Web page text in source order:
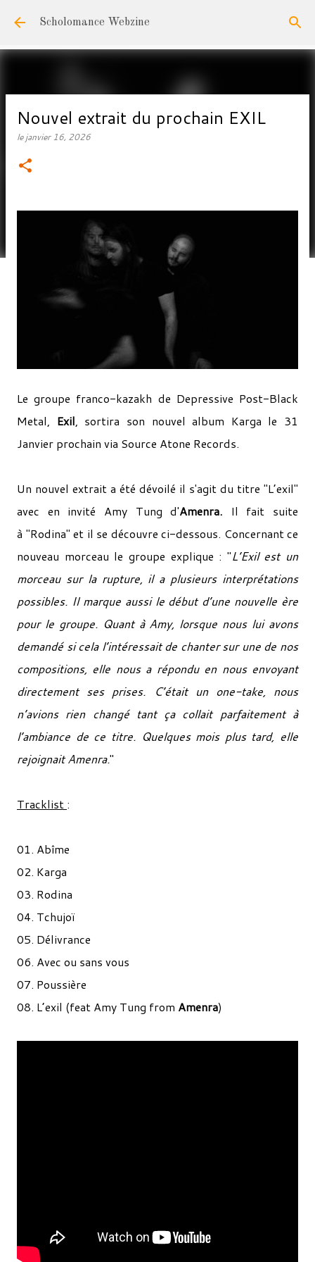
Accéder au contenu principal
Scholomance Webzine
Nouvel extrait du prochain EXIL
lejanvier 16, 2026
Le groupe franco-kazakh de Depressive Post-Black
Metal, Exil, sortira son nouvel album Karga le 31
Janvier prochain via Source Atone Records.
Un nouvel extrait a été dévoilé il s'agit du titre "L’exil"
avec en invité Amy Tung d'Amenra. Il fait suite
à "Rodina" et il se découvre ci-dessous. Concernant ce
nouveau morceau le groupe explique : "L’Exil est un
morceau sur la rupture, il a plusieurs interprétations
possibles. Il marque aussi le début d’une nouvelle ère
pour le groupe. Quant à Amy, lorsque nous lui avons
demandé si cela l’intéressait de chanter sur une de nos
compositions, elle nous a répondu en nous envoyant
directement ses prises. C’était un one-take, nous
n’avions rien changé tant ça collait parfaitement à
l’ambiance de ce titre. Quelques mois plus tard, elle
rejoignait Amenra."
Tracklist :
01. Abîme
02. Karga
03. Rodina
04. Tchujoï
05. Délivrance
06. Avec ou sans vous
07. Poussière
08. L’exil (feat Amy Tung from Amenra)